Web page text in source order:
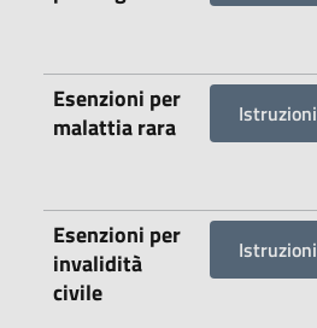
Esenzioni per
malattia rara
Istruzioni
Esenzioni per
invalidità
civile
Istruzioni